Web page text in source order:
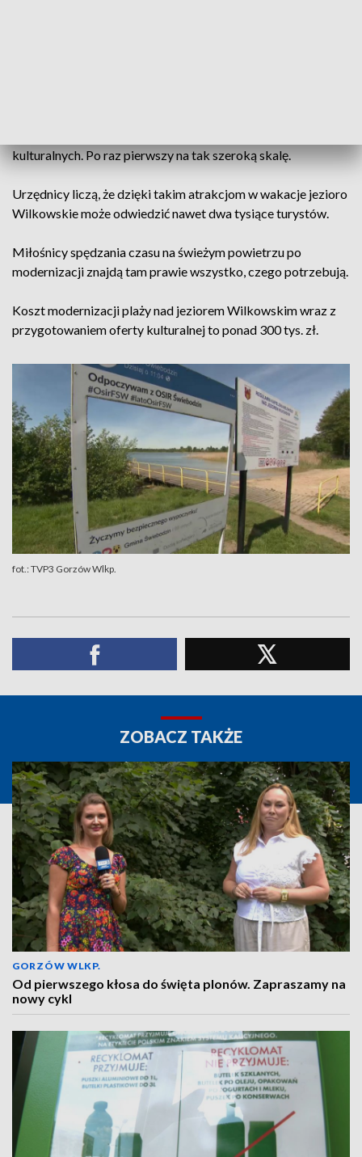
kulturalnych. Po raz pierwszy na tak szeroką skalę.
Urzędnicy liczą, że dzięki takim atrakcjom w wakacje jezioro
Wilkowskie może odwiedzić nawet dwa tysiące turystów.
Miłośnicy spędzania czasu na świeżym powietrzu po
modernizacji znajdą tam prawie wszystko, czego potrzebują.
Koszt modernizacji plaży nad jeziorem Wilkowskim wraz z
przygotowaniem oferty kulturalnej to ponad 300 tys. zł.
fot.: TVP3 Gorzów Wlkp.
ZOBACZ TAKŻE
GORZÓW WLKP.
Od pierwszego kłosa do święta plonów. Zapraszamy na
nowy cykl